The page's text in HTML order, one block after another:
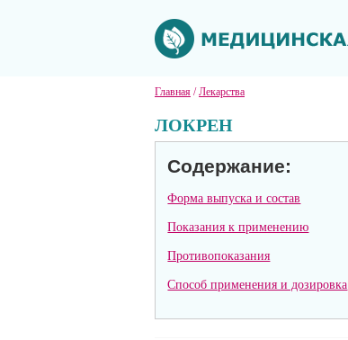
Главная /Лекарства
ЛОКРЕН
Содержание:
Форма выпуска и состав
Показания к применению
Противопоказания
Способ применения и дозировка